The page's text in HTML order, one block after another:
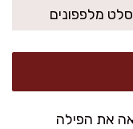
מלפפונים
את הפילה